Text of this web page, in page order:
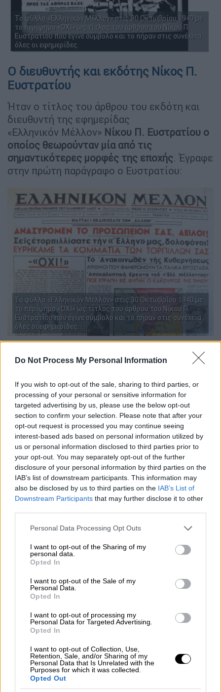
Do Not Process My Personal Information
If you wish to opt-out of the sale, sharing to third parties, or
processing of your personal or sensitive information for
targeted advertising by us, please use the below opt-out
section to confirm your selection. Please note that after your
opt-out request is processed you may continue seeing
interest-based ads based on personal information utilized by
us or personal information disclosed to third parties prior to
your opt-out. You may separately opt-out of the further
disclosure of your personal information by third parties on the
IAB’s list of downstream participants. This information may
also be disclosed by us to third parties on the IAB’s List of
Downstream Participants that may further disclose it to other
Please note that this website/app uses one or more Google
not limited to your visit or usage behaviour. You may click to
grant or deny consent to Google and its third-party tags to
use your data for below specified purposes in below Google
consent section.
Personal Data Processing Opt Outs
I want to opt-out of the Sharing of my
personal data.
Opted In
I want to opt-out of the Sale of my
Personal Data.
Opted In
I want to opt-out of processing my
Personal Data for Targeted Advertising.
Opted In
I want to opt-out of Collection, Use,
Retention, Sale, and/or Sharing of my
Personal Data that Is Unrelated with the
Purposes for which it was collected.
Opted Out
Το φύλλο «Ελληνικόν Μέλλον» στις 30 Οκτωβρίου 1940 με
το περίφημο «ΟΧΙ» ως τίτλος του άρθρου του Νίκου Π.
Ευστρατίου που έγινε σύμβολο και το πήραν στις συνέχεια
όλες οι εφημερίδες.
Ο διευθυντής και εκδότης Νίκος Π.
Ευστρατίου
Ήταν ο τίτλος του άρθρου του εκδότη και
διευθυντή της εφημερίδας
«Ελληνικόν Μέλλον» Νίκου Π. Ευστρατίου ο
οποίος θεωρούνταν μία από τις
σημαντικότερες μορφές της εποχής. Έγραφε
στην πρώτη παράγραφο ο Ευστρατίου:
Το φύλλο «Ελληνικόν Μέλλον» στις 30 Οκτωβρίου 1940 με
το περίφημο «ΟΧΙ» ως τίτλος του άρθρου του Νίκου Π.
Ευστρατίου που έγινε σύμβολο και το πήραν στις συνέχεια
όλες οι εφημερίδες.
Και έδωσεν μίαν απάντησιν. Όχι.
αν της. Απήντησεν: Όχι.
Της ηξιώθη να παραβή τον λόγο της. Τα
χείλη της εκινήθησαν αυτομάτως.
Και απήντησεν: Όχι.», γράφει στο επικό
άρθρο του ο Νίκος Π.Ευστρατίου. Το άρθρο
με τον τίτλο του έγινε σημαία. Η μία μετά
την άλλη οι εφημερίδες παρά τον έντονο
ανταγωνισμό υιοθετούν το «ΟΧΙ» ως
απάντηση και σύμβολο της αντίστασης των
Ελλήνων κατά των Ιταλών, αλλά και λίγους
εφημερίδα «Βραδυνά» το βάζει τίτλο με
αφορμή την εισβολή των Γερμανών στην
Ελλάδα.